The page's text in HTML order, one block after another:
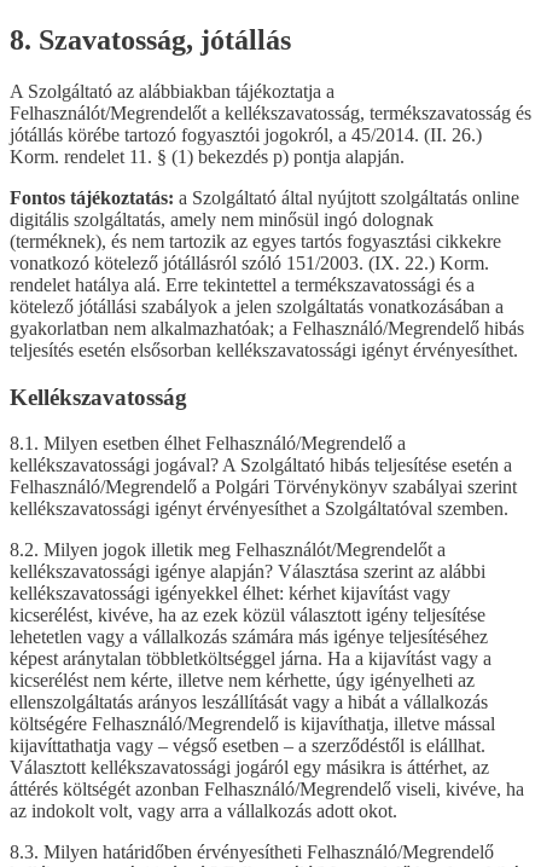
8. Szavatosság, jótállás
A Szolgáltató az alábbiakban tájékoztatja a
Felhasználót/Megrendelőt a kellékszavatosság, termékszavatosság és
jótállás körébe tartozó fogyasztói jogokról, a 45/2014. (II. 26.)
Korm. rendelet 11. § (1) bekezdés p) pontja alapján.
Fontos tájékoztatás: a Szolgáltató által nyújtott szolgáltatás online
digitális szolgáltatás, amely nem minősül ingó dolognak
(terméknek), és nem tartozik az egyes tartós fogyasztási cikkekre
vonatkozó kötelező jótállásról szóló 151/2003. (IX. 22.) Korm.
rendelet hatálya alá. Erre tekintettel a termékszavatossági és a
kötelező jótállási szabályok a jelen szolgáltatás vonatkozásában a
gyakorlatban nem alkalmazhatóak; a Felhasználó/Megrendelő hibás
teljesítés esetén elsősorban kellékszavatossági igényt érvényesíthet.
Kellékszavatosság
8.1. Milyen esetben élhet Felhasználó/Megrendelő a
kellékszavatossági jogával? A Szolgáltató hibás teljesítése esetén a
Felhasználó/Megrendelő a Polgári Törvénykönyv szabályai szerint
kellékszavatossági igényt érvényesíthet a Szolgáltatóval szemben.
8.2. Milyen jogok illetik meg Felhasználót/Megrendelőt a
kellékszavatossági igénye alapján? Választása szerint az alábbi
kellékszavatossági igényekkel élhet: kérhet kijavítást vagy
kicserélést, kivéve, ha az ezek közül választott igény teljesítése
lehetetlen vagy a vállalkozás számára más igénye teljesítéséhez
képest aránytalan többletköltséggel járna. Ha a kijavítást vagy a
kicserélést nem kérte, illetve nem kérhette, úgy igényelheti az
ellenszolgáltatás arányos leszállítását vagy a hibát a vállalkozás
költségére Felhasználó/Megrendelő is kijavíthatja, illetve mással
kijavíttathatja vagy – végső esetben – a szerződéstől is elállhat.
Választott kellékszavatossági jogáról egy másikra is áttérhet, az
áttérés költségét azonban Felhasználó/Megrendelő viseli, kivéve, ha
az indokolt volt, vagy arra a vállalkozás adott okot.
8.3. Milyen határidőben érvényesítheti Felhasználó/Megrendelő